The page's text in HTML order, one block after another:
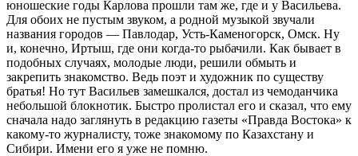
юношеские годы Карлова прошли там же, где и у Васильева.
Для обоих не пустым звуком, а родной музыкой звучали
названия городов — Павлодар, Усть-Каменогорск, Омск. Ну
и, конечно, Иртыш, где они когда-то рыбачили. Как бывает в
подобных случаях, молодые люди, решили обмыть и
закрепить знакомство. Ведь поэт и художник по существу
братья! Но тут Васильев замешкался, достал из чемоданчика
небольшой блокнотик. Быстро пролистал его и сказал, что ему
сначала надо заглянуть в редакцию газеты «Правда Востока» к
какому-то журналисту, тоже знакомому по Казахстану и
Сибири. Имени его я уже не помню.